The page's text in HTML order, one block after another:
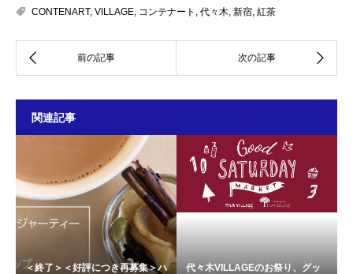
CONTENART, VILLAGE, コンテナート , 代々木, 新宿, 紅茶
関連記事
＜終了＞＜好評につき再募集＞ハ
代々木VILLAGEのお祭り、グッ